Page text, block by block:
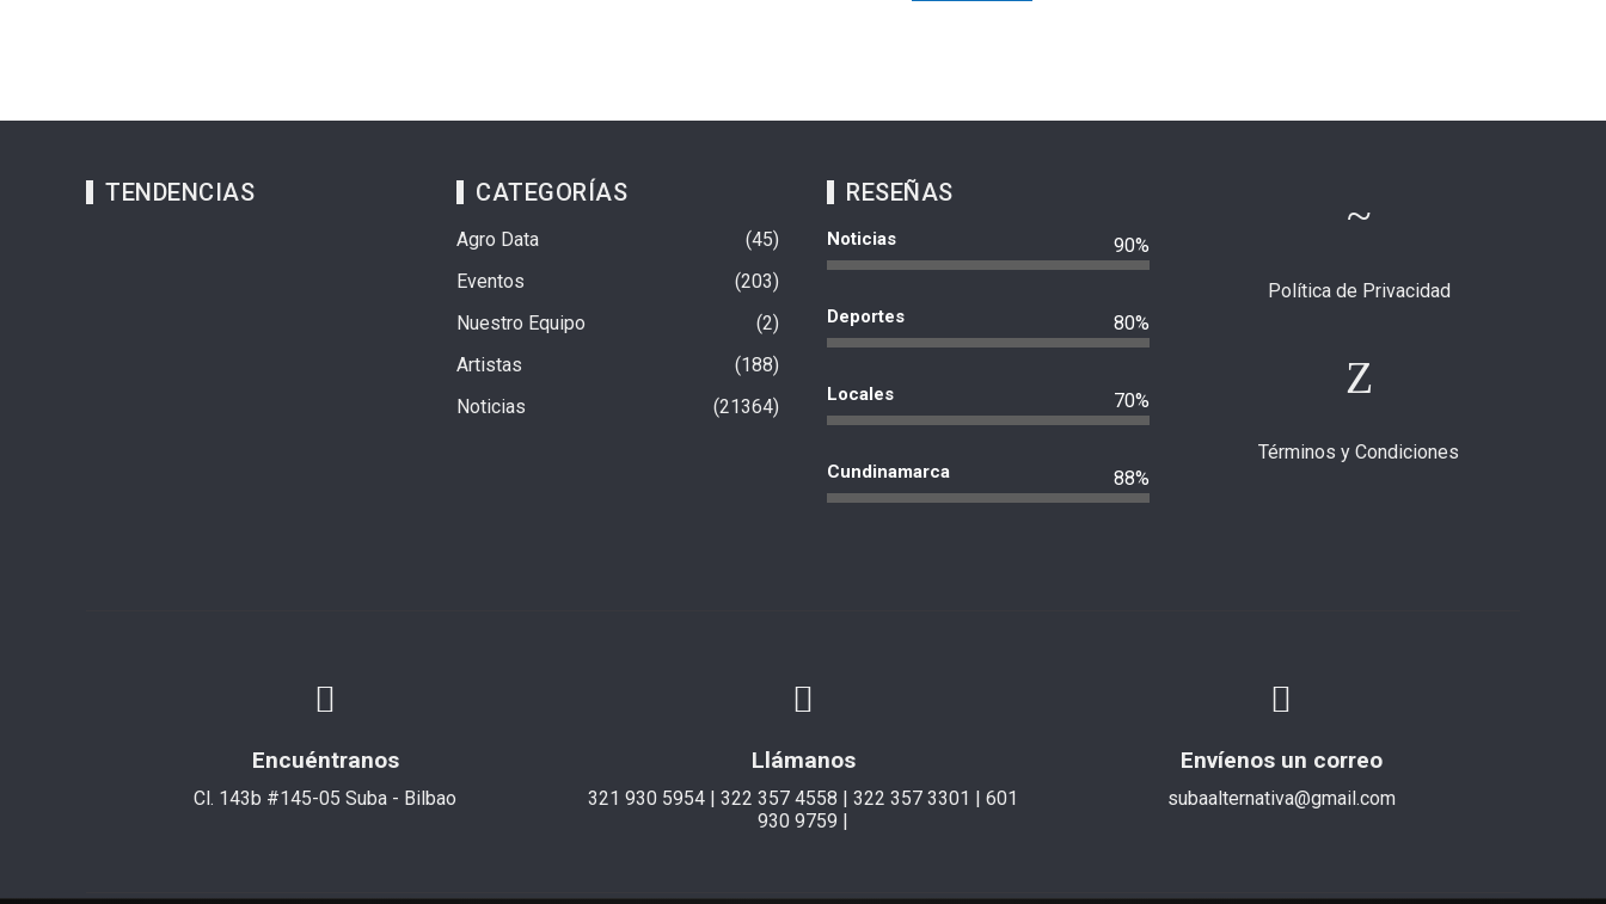
TENDENCIAS CATEGORÍAS
Agro Data
45
Eventos
203
Nuestro Equipo
2
Artistas
188
Noticias
21364
RESEÑAS
Noticias 90%
Deportes 80%
Locales 70%
Cundinamarca 88%
Política de Privacidad
Términos y Condiciones
Encuéntranos
Cl. 143b #145-05 Suba - Bilbao
Llámanos
321 930 5954 | 322 357 4558 | 322 357 3301 | 601
930 9759 |
Envíenos un correo
subaalternativa@gmail.com